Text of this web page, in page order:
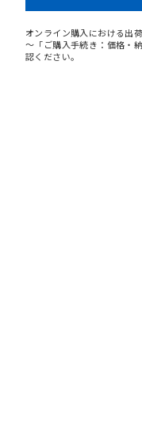
オンライン購入における出
～「ご購入手続き：価格・
認ください。